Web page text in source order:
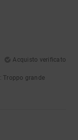
Acquisto verificato
: Troppo grande